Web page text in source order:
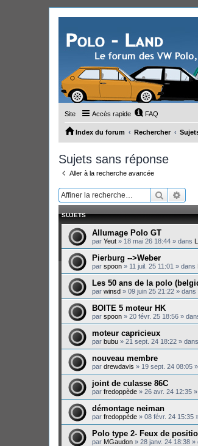
Site Accès rapide FAQ
Index du forum Rechercher
Sujets sans réponse
Aller à la recherche avancée
SUJETS
Allumage Polo GT
par Yeut » 18 mai 26 18:44 » dans
Pierburg -->Weber
par spoon » 11 juil. 25 11:01 » dans
Les 50 ans de la polo
par winsd » 09 juin 25 21:22 » dans
BOITE 5 moteur HK
par spoon » 20 févr. 25 18:56 »
moteur capricieux
par bubu » 21 sept. 24 18:22 » dans
nouveau membre
par drewdavis » 19 sept. 24 08:05
joint de culasse 86C
par fredoppède » 26 avr. 24 12:35
démontage neiman
par fredoppède » 08 févr. 24 15:35
Polo type 2- Feux de
par MGaudon » 28 janv. 24 18:38 »